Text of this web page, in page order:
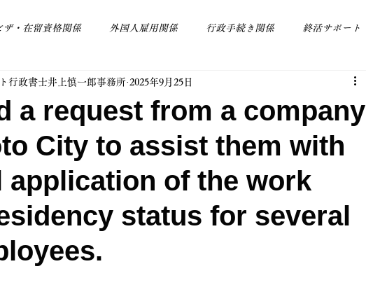
ザ・在留資格関係 外国人雇用関係 行政手続き関係 終活サポート
会社設立関係
a request from a company
City to assist them with
application of the work
status for several
行政書士井上慎一郎事務所 2025年9月25日